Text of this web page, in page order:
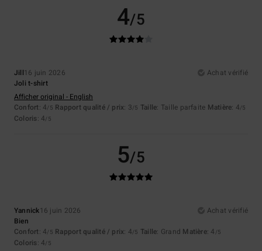
4/5
Jill16 juin 2026
Achat vérifié
Joli t-shirt
Afficher original - English
Confort: 4/5 Rapport qualité / prix: 3/5 Taille: Taille parfaite Matière: 4/5
Coloris: 4/5
5/5
Yannick16 juin 2026
Achat vérifié
Bien
Confort: 4/5 Rapport qualité / prix: 4/5 Taille: Grand Matière: 4 /5
Coloris: 4/5